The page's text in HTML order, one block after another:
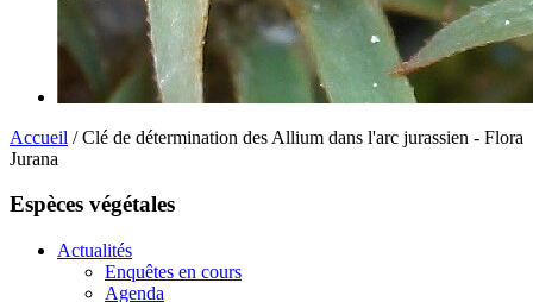
Accueil / Clé de détermination des Allium dans l'arc jurassien - Flora
Jurana
Espèces végétales
Actualités
Enquêtes en cours
Agenda